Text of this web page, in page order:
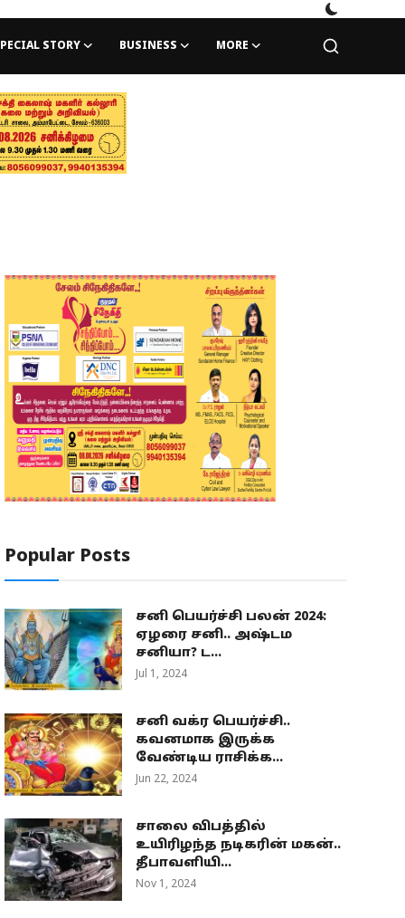
STORY BUSINESS MORE
Popular Posts
சனி பெயர்ச்சி பலன் 2024:
ஏழரை சனி.. அஷ்டம
சனியா? ட...
Jul 1, 2024
சனி வக்ர பெயர்ச்சி..
கவனமாக இருக்க
வேண்டிய ராசிக்க...
Jun 22, 2024
சாலை விபத்தில்
உயிரிழந்த நடிகரின் மகன்..
தீபாவளியி...
Nov 1, 2024